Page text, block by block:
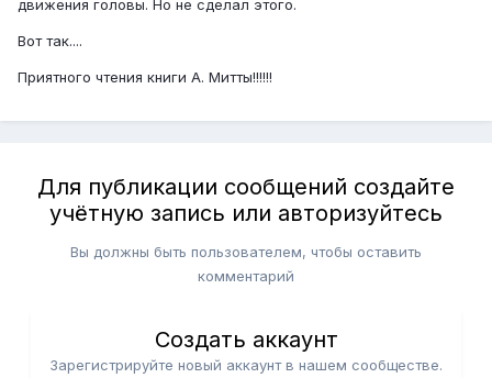
движения головы. Но не сделал этого.
Вот так....
Приятного чтения книги А. Митты!!!!!!
Для публикации сообщений создайте
учётную запись или авторизуйтесь
Вы должны быть пользователем, чтобы оставить
комментарий
Создать аккаунт
Зарегистрируйте новый аккаунт в нашем сообществе.